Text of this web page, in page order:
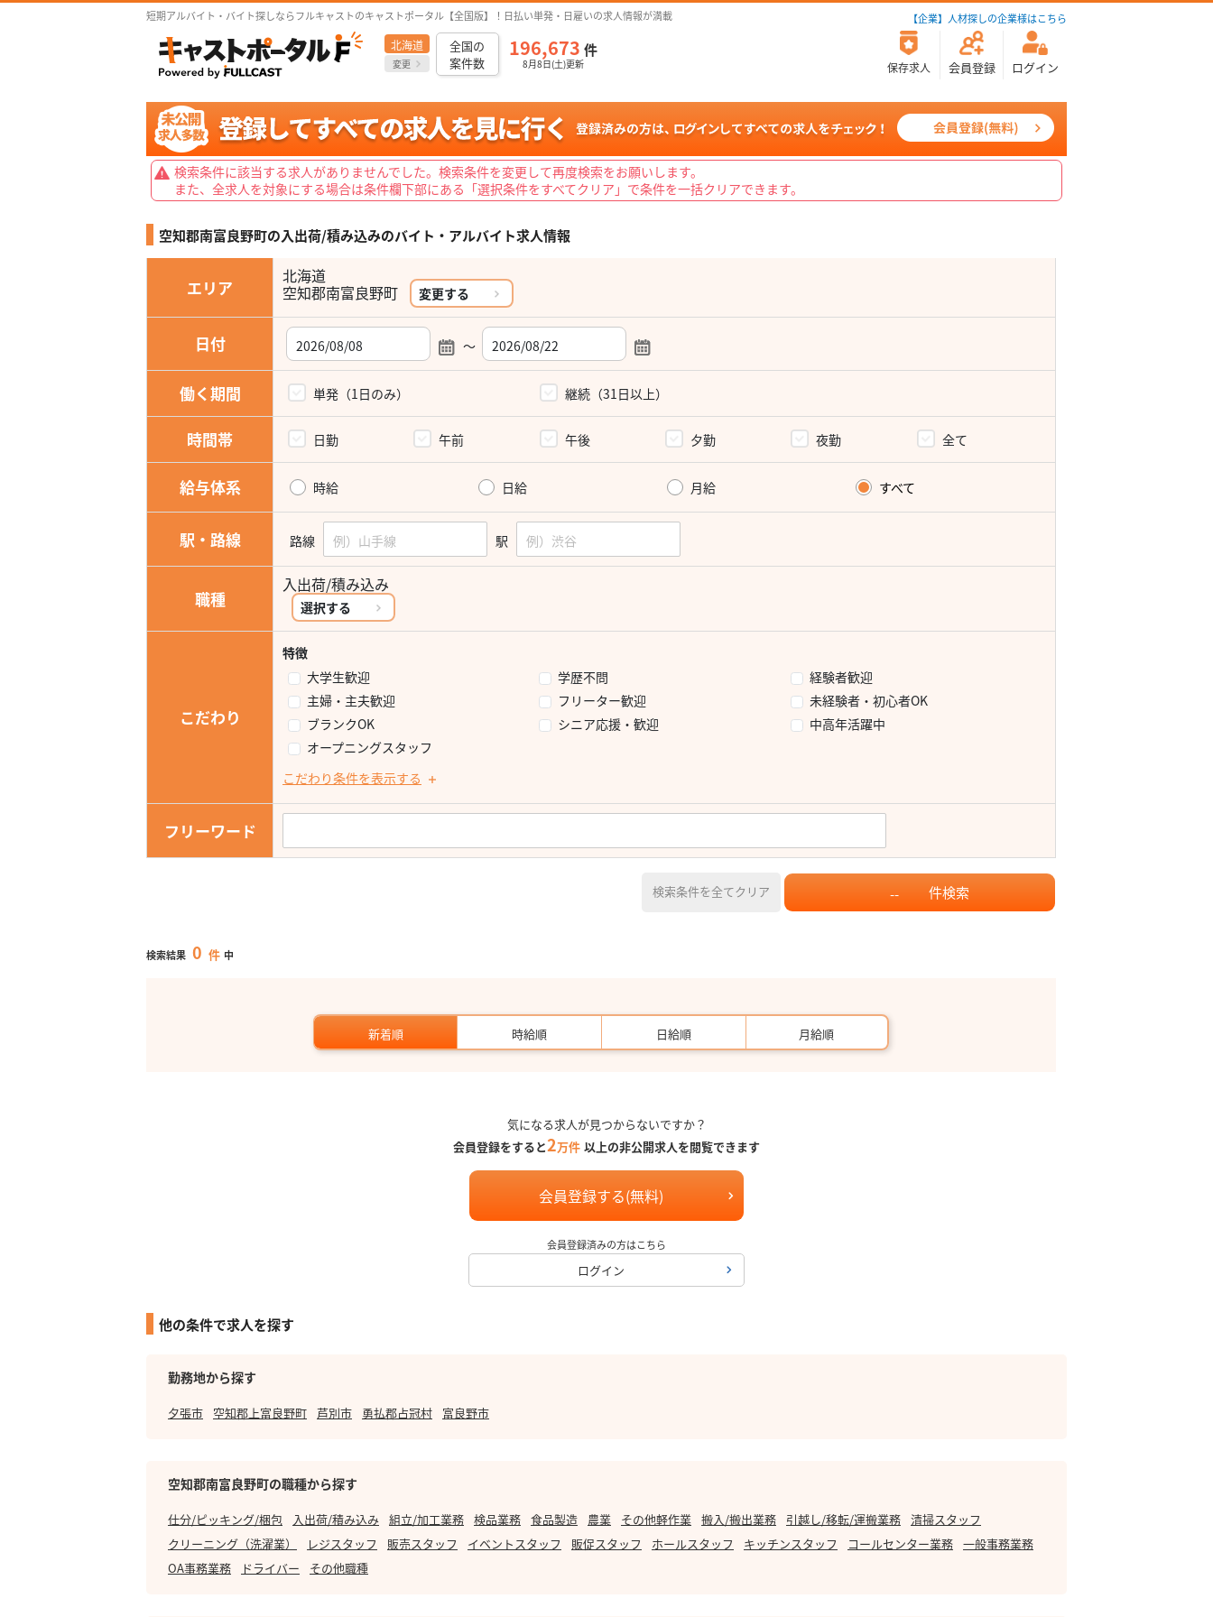
短期アルバイト・バイト探しならフルキャストのキャストポータル【全国版】！日払い単発・日雇いの求人情報が満載 【企業】人材探しの企業様はこちら
北海道
変更
全国の
案件数
196,673 件
8月8日(土)更新 保存求人 会員登録 ログイン
検索条件に該当する求人がありませんでした。検索条件を変更して再度検索をお願いします。
また、全求人を対象にする場合は条件欄下部にある「選択条件をすべてクリア」で条件を一括クリアできます。
空知郡南富良野町の入出荷/積み込みのバイト・アルバイト求人情報
エリア
北海道
空知郡南富良野町 変更する
日付 ～
働く期間 単発（1日のみ） 継続（31日以上）
時間帯 日勤 午前 午後 夕勤 夜勤 全て
給与体系 時給 日給 月給 すべて
駅・路線 路線 駅
職種
入出荷/積み込み
選択する
こだわり
特徴
大学生歓迎
学歴不問
経験者歓迎
主婦・主夫歓迎
フリーター歓迎
未経験者・初心者OK
ブランクOK
シニア応援・歓迎
中高年活躍中
オープニングスタッフ
こだわり条件を表示する
フリーワード
検索条件を全てクリア -- 件検索
検索結果 0 件 中
新着順 時給順 日給順 月給順
気になる求人が見つからないですか？
会員登録をすると2万件 以上の非公開求人を閲覧できます
会員登録する(無料)
会員登録済みの方はこちら
ログイン
他の条件で求人を探す
勤務地から探す
夕張市 空知郡上富良野町 芦別市 勇払郡占冠村 富良野市
空知郡南富良野町の職種から探す
仕分/ピッキング/梱包 入出荷/積み込み 組立/加工業務 検品業務 食品製造 農業 その他軽作業 搬入/搬出業務 引越し/移転/運搬業務 清掃スタッフ
クリーニング（洗濯業）
レジスタッフ 販売スタッフ イベントスタッフ 販促スタッフ ホールスタッフ キッチンスタッフ コールセンター業務 一般事務業務
OA事務業務
ドライバー その他職種